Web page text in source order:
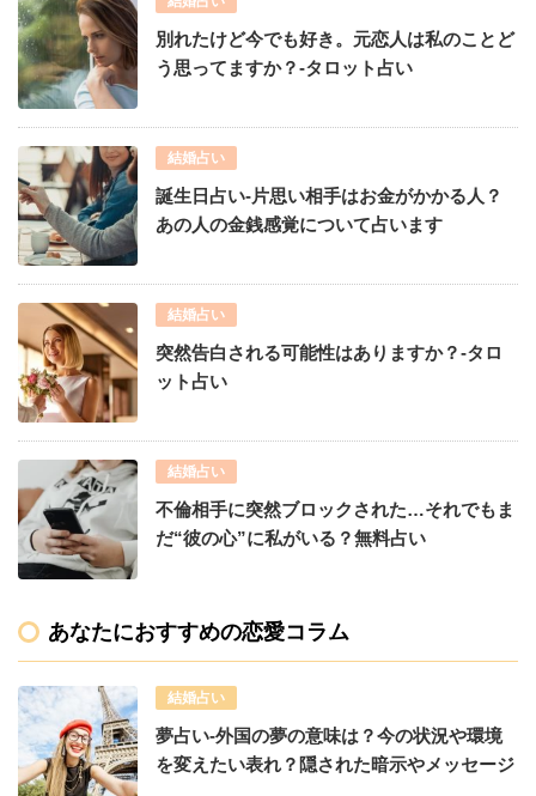
別れたけど今でも好き。元恋人は私のことど
う思ってますか？-タロット占い
結婚占い
誕生日占い-片思い相手はお金がかかる人？
あの人の金銭感覚について占います
結婚占い
突然告白される可能性はありますか？-タロ
ット占い
結婚占い
不倫相手に突然ブロックされた…それでもま
だ“彼の心”に私がいる？無料占い
あなたにおすすめの恋愛コラム
結婚占い
夢占い-外国の夢の意味は？今の状況や環境
を変えたい表れ？隠された暗示やメッセージ